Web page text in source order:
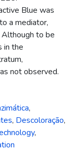
Blue was
a mediator,
to be
in the
not observed.
,
, Descoloração,
,